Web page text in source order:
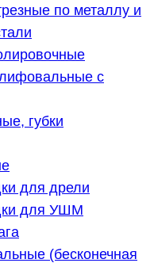
по металлу и
с
губки
для дрели
для УШМ
(бесконечная